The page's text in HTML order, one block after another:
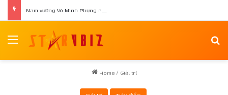
Menu
Home / Giải trí